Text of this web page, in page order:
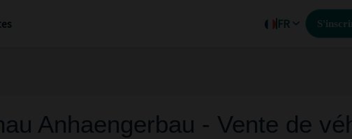
FR
Anhaengerbau - Vente de